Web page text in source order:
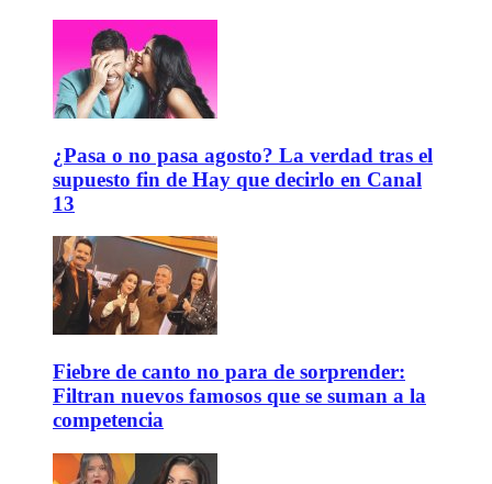
¿Pasa o no pasa agosto? La verdad tras el
supuesto fin de Hay que decirlo en Canal
13
Fiebre de canto no para de sorprender:
Filtran nuevos famosos que se suman a la
competencia